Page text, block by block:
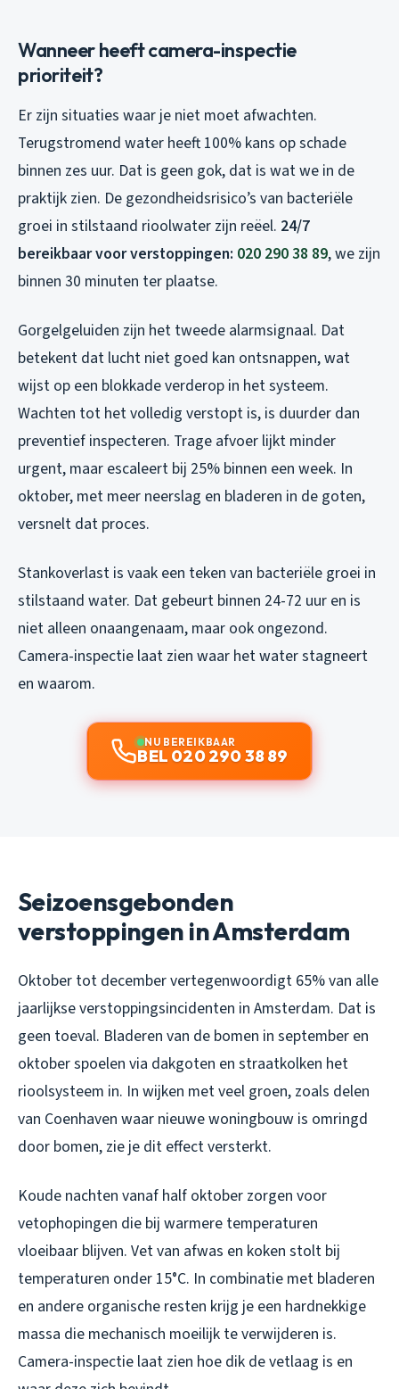
Wanneer heeft camera-inspectie
prioriteit?
Er zijn situaties waar je niet moet afwachten.
Terugstromend water heeft 100% kans op schade
binnen zes uur. Dat is geen gok, dat is wat we in de
praktijk zien. De gezondheidsrisico’s van bacteriële
groei in stilstaand rioolwater zijn reëel. 24/7
bereikbaar voor verstoppingen: 020 290 38 89, we zijn
binnen 30 minuten ter plaatse.
Gorgelgeluiden zijn het tweede alarmsignaal. Dat
betekent dat lucht niet goed kan ontsnappen, wat
wijst op een blokkade verderop in het systeem.
Wachten tot het volledig verstopt is, is duurder dan
preventief inspecteren. Trage afvoer lijkt minder
urgent, maar escaleert bij 25% binnen een week. In
oktober, met meer neerslag en bladeren in de goten,
versnelt dat proces.
Stankoverlast is vaak een teken van bacteriële groei in
stilstaand water. Dat gebeurt binnen 24-72 uur en is
niet alleen onaangenaam, maar ook ongezond.
Camera-inspectie laat zien waar het water stagneert
en waarom.
NU BEREIKBAAR
BEL 020 290 38 89
Seizoensgebonden
verstoppingen in Amsterdam
Oktober tot december vertegenwoordigt 65% van alle
jaarlijkse verstoppingsincidenten in Amsterdam. Dat is
geen toeval. Bladeren van de bomen in september en
oktober spoelen via dakgoten en straatkolken het
rioolsysteem in. In wijken met veel groen, zoals delen
van Coenhaven waar nieuwe woningbouw is omringd
door bomen, zie je dit effect versterkt.
Koude nachten vanaf half oktober zorgen voor
vetophopingen die bij warmere temperaturen
vloeibaar blijven. Vet van afwas en koken stolt bij
temperaturen onder 15°C. In combinatie met bladeren
en andere organische resten krijg je een hardnekkige
massa die mechanisch moeilijk te verwijderen is.
Camera-inspectie laat zien hoe dik de vetlaag is en